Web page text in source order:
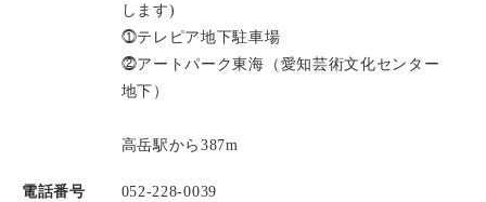
します)
⓵テレピア地下駐車場
⓶アートパーク東海（愛知芸術文化センター
地下）
高岳駅から387m
電話番号 052-228-0039